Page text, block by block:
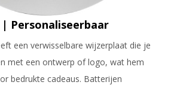
Personaliseerbaar
een verwisselbare wijzerplaat die je
met een ontwerp of logo, wat hem
bedrukte cadeaus. Batterijen